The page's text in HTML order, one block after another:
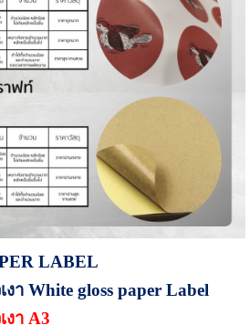
LABEL
งา White gloss paper Label
งา A3